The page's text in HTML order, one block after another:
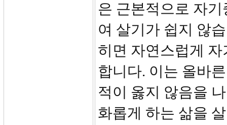
은 근본적으로 자
여 살기가 쉽지 않
히면 자연스럽게
합니다. 이는 올바
적이 옳지 않음을
화롭게 하는 삶을